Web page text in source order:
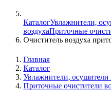
КаталогУвлажнители,
воздухаПриточные
Очиститель воздуха
Главная
Каталог
Увлажнители, осушители
Приточные очистители